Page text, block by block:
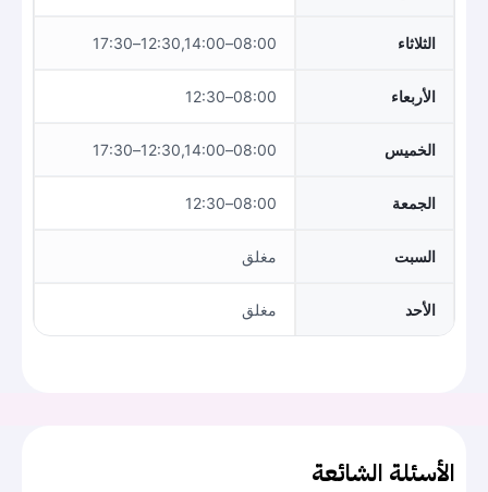
الثلاثاء 08:00–12:30,14:00–17:30
الأربعاء 08:00–12:30
الخميس 08:00–12:30,14:00–17:30
الجمعة 08:00–12:30
السبت مغلق
الأحد مغلق
الأسئلة الشائعة